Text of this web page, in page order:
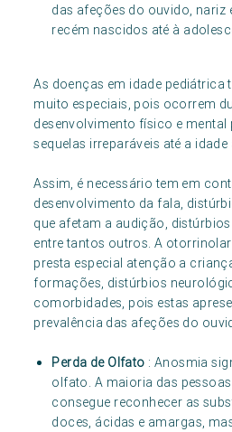
das afeções do ouvido, nariz
recém nascidos até à
As doenças em idade pediátrica
muito especiais, pois ocorrem
desenvolvimento físico e mental
sequelas irreparáveis até a idade
Assim, é necessário tem em
desenvolvimento da fala,
que afetam a audição,
entre tantos outros. A
presta especial atenção a
formações, distúrbios
comorbidades, pois estas
prevalência das afeções do
Perda de Olfato : Anosmia
olfato. A maioria das
consegue reconhecer as
doces, ácidas e amargas,